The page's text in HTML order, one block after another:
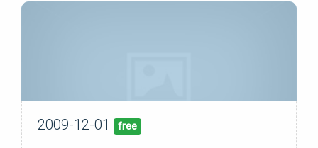
pubblicata:01/12/09
2009-12-01 free